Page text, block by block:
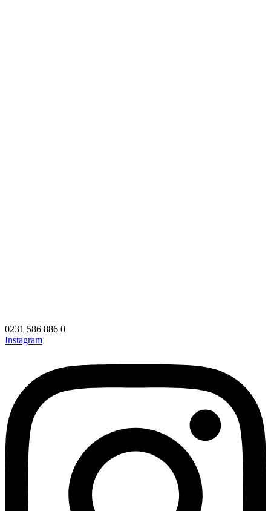
0231 586 886 0
Instagram